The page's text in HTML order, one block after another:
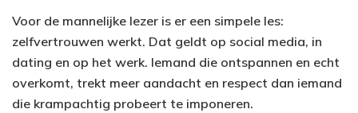
Voor de mannelijke lezer is er een simpele les:
zelfvertrouwen werkt. Dat geldt op social media, in
dating en op het werk. Iemand die ontspannen en echt
overkomt, trekt meer aandacht en respect dan iemand
die krampachtig probeert te imponeren.